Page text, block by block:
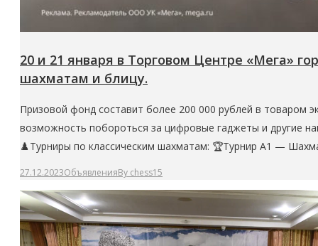
20 и 21 января в Торговом Центре «Мега»
шахматам и блицу.
Призовой фонд составит более 200 000 рублей в товаром
возможность побороться за цифровые гаджеты и другие
♟️Турниры по классическим шахматам: 🏆Турнир А1 —
27.12.2023ОбъявленияBy chess15